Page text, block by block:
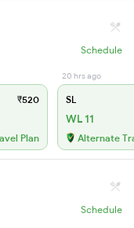
Schedule
₹520
Plan
20 hrs ago
SL
WL 11
Alternate
Schedule